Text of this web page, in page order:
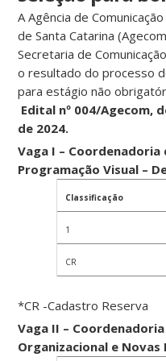
A Agência de
de Santa Catarina
Secretaria de
o resultado do processo
para estágio não
Edital nº 004/Agecom,
de 2024.
Vaga I – Coordenadoria
Programação Visual –
Classificação
1
CR
*CR -Cadastro Reserva
Vaga II –
Organizacional e Novas